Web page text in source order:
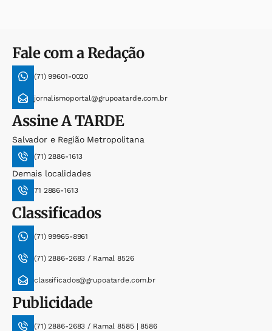
Fale com a Redação
(71) 99601-0020
jornalismoportal@grupoatarde.com.br
AssineA TARDE
Salvador e Região Metropolitana
(71) 2886-1613
Demais localidades
71 2886-1613
Classificados
(71) 99965-8961
(71) 2886-2683 / Ramal 8526
classificados@grupoatarde.com.br
Publicidade
(71) 2886-2683 / Ramal 8585 | 8586